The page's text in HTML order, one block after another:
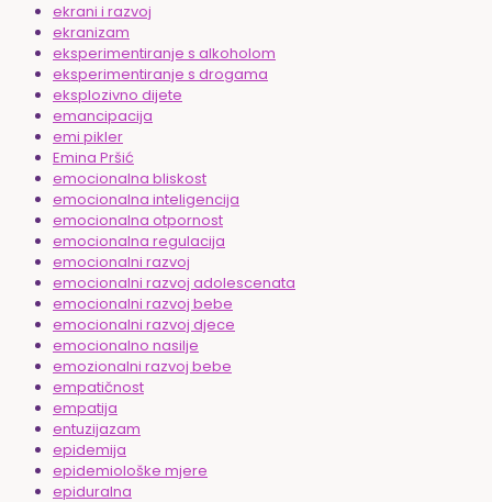
ekrani i razvoj
ekranizam
eksperimentiranje s alkoholom
eksperimentiranje s drogama
eksplozivno dijete
emancipacija
emi pikler
Emina Pršić
emocionalna bliskost
emocionalna inteligencija
emocionalna otpornost
emocionalna regulacija
emocionalni razvoj
emocionalni razvoj adolescenata
emocionalni razvoj bebe
emocionalni razvoj djece
emocionalno nasilje
emozionalni razvoj bebe
empatičnost
empatija
entuzijazam
epidemija
epidemiološke mjere
epiduralna